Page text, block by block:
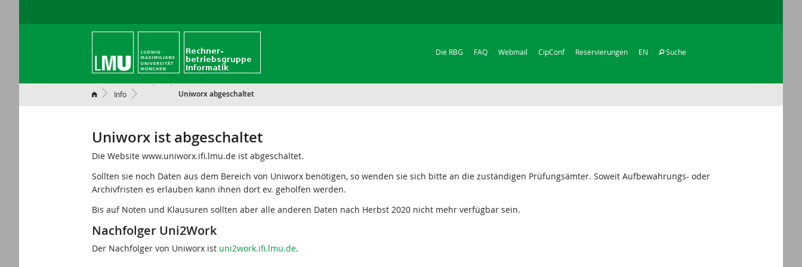
Die RBG FAQ Webmail CipConf Reservierungen EN Suche
Info Uniworx abgeschaltet
Uniworx ist abgeschaltet
Die Website www.uniworx.ifi.lmu.de ist abgeschaltet.
Sollten sie noch Daten aus dem Bereich von Uniworx benötigen, so wenden sie sich bitte an die zuständigen Prüfungsämter. Soweit Aufbewahrungs- oder
Archivfristen es erlauben kann ihnen dort ev. geholfen werden.
Bis auf Noten und Klausuren sollten aber alle anderen Daten nach Herbst 2020 nicht mehr verfügbar sein.
Nachfolger Uni2Work
Der Nachfolger von Uniworx ist uni2work.ifi.lmu.de.